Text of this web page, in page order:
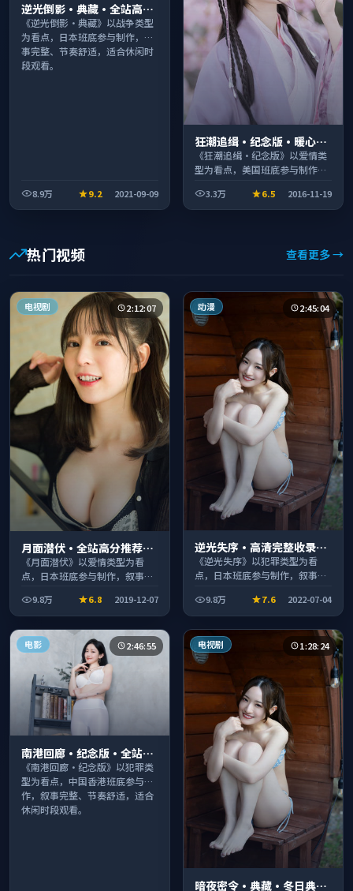
逆光倒影·典藏·全站高分
推荐节奏紧凑值得追看
《逆光倒影·典藏》以战争类型
为看点，日本班底参与制作，叙
事完整、节奏舒适，适合休闲时
段观看。
8.9万 9.2 2021-09-09
狂潮追缉·纪念版·暖心观
影季口碑发酵持续升温
《狂潮追缉·纪念版》以爱情类
型为看点，美国班底参与制作，
时段观看。
3.3万 6.5 2016-11-19
热门视频 查看更多 →
电视剧 2:12:07
月面潜伏·全站高分推荐节
奏紧凑值得追看
《月面潜伏》以爱情类型为看
点，日本班底参与制作，叙事完
看。9.8万 6.8 2019-12-07
动漫 2:45:04
逆光失序·高清完整收录适
合周末一口气刷完
《逆光失序》以犯罪类型为看
点，日本班底参与制作，叙事完
看。9.8万 7.6 2022-07-04
电影 2:46:55
南港回廊·纪念版·全站高
分推荐节奏紧凑值得追看
《南港回廊·纪念版》以犯罪类
型为看点，中国香港班底参与制
作，叙事完整、节奏舒适，适合
休闲时段观看。
电视剧 1:28:24
暗夜密令·典藏·冬日典藏